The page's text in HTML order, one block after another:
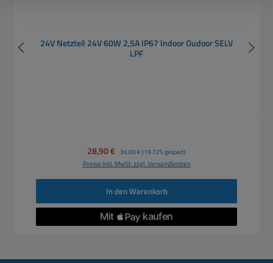
24V Netzteil 24V 60W 2,5A IP67 Indoor Oudoor SELV
LPF
Verkaufspreis:
28,90 € Regulärer Preis:
36,00 € (19.72% gespart)
Preise inkl. MwSt. zzgl. Versandkosten
In den Warenkorb